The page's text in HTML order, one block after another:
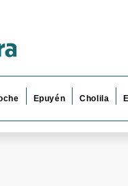
Epuyén Cholila